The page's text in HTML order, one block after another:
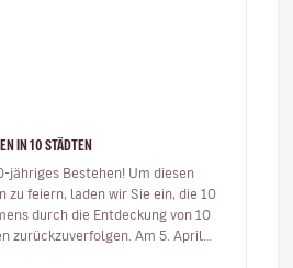
IN 10 STÄDTEN
jähriges Bestehen! Um diesen
zu feiern, laden wir Sie ein, die 10
durch die Entdeckung von 10
Am 5. April